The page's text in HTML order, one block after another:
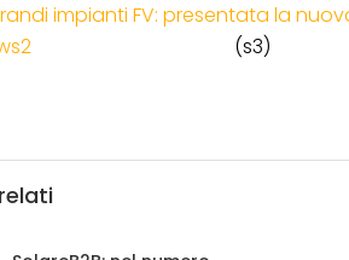
impianti FV: presentata la
(s3)